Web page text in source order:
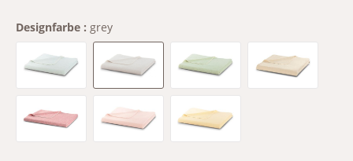
Designfarbe : grey
aqua grey mint oatmeal
red rose yellow